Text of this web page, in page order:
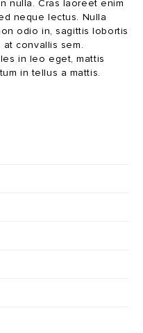
nulla. Cras laoreet enim
neque lectus. Nulla
odio in, sagittis lobortis
convallis sem.
in leo eget, mattis
in tellus a mattis.